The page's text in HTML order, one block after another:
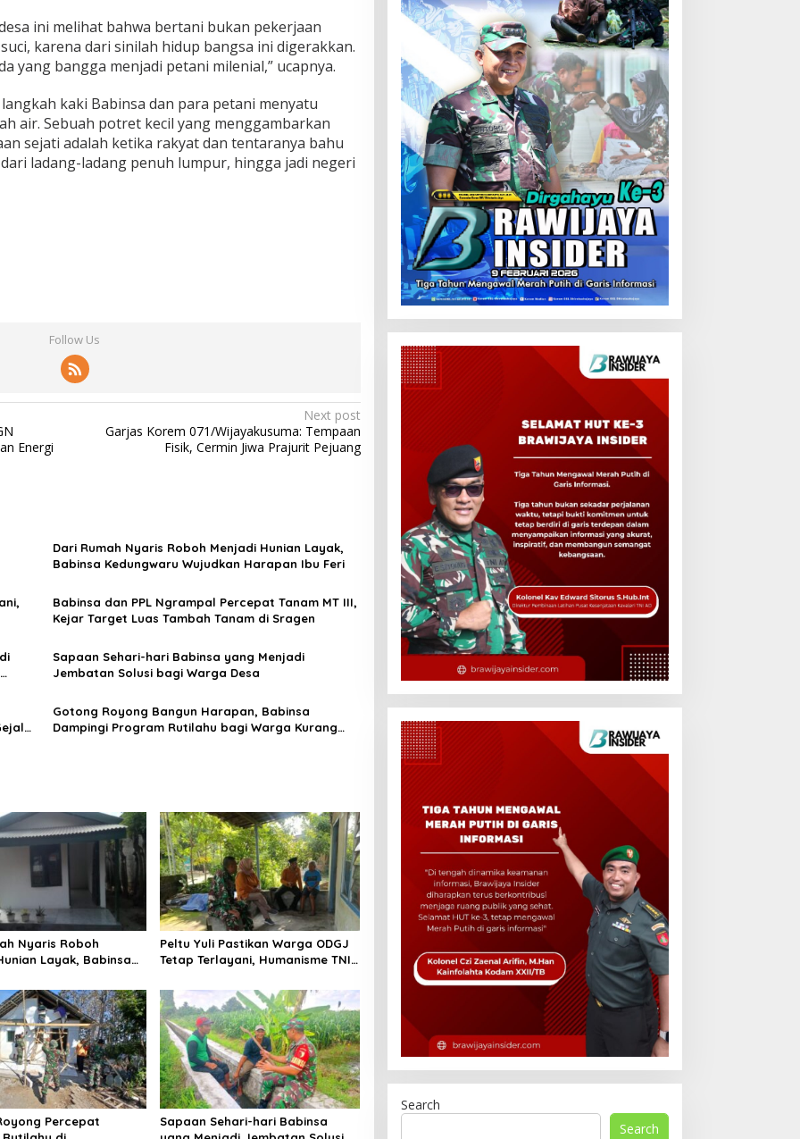
ini melihat bahwa bertani bukan pekerjaan
karena dari sinilah hidup bangsa ini digerakkan.
yang bangga menjadi petani milenial,” ucapnya.
kaki Babinsa dan para petani menyatu
air. Sebuah potret kecil yang menggambarkan
sejati adalah ketika rakyat dan tentaranya bahu
ladang-ladang penuh lumpur, hingga jadi negeri
Follow Us
Energi
Next post
Garjas Korem 071/Wijayakusuma: Tempaan
Fisik, Cermin Jiwa Prajurit Pejuang
Dari Rumah Nyaris Roboh Menjadi Hunian Layak,
Babinsa Kedungwaru Wujudkan Harapan Ibu Feri
Babinsa dan PPL Ngrampal Percepat Tanam MT III,
Kejar Target Luas Tambah Tanam di Sragen
Sapaan Sehari-hari Babinsa yang Menjadi
Jembatan Solusi bagi Warga Desa
Gotong Royong Bangun Harapan, Babinsa
Dampingi Program Rutilahu bagi Warga Kurang
Nyaris Roboh
Layak, Babinsa
Peltu Yuli Pastikan Warga ODGJ
Tetap Terlayani, Humanisme TNI
Percepat
Sapaan Sehari-hari Babinsa
Search
Search